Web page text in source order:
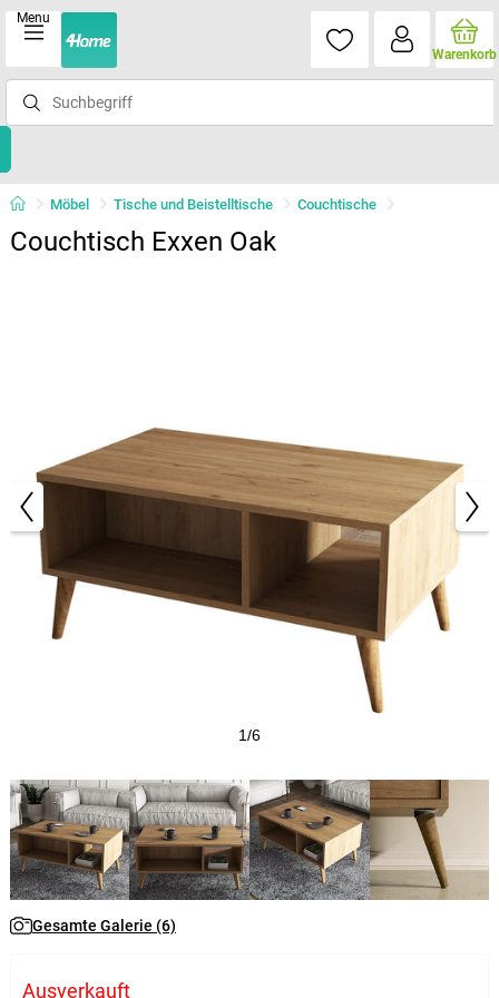
Menu
Warenkorb
Möbel Tische und Beistelltische Couchtische
Couchtisch Exxen Oak
1/6
Gesamte Galerie (6)
Ausverkauft